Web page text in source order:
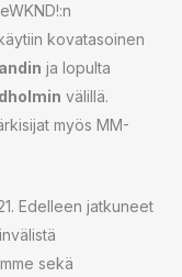
kovatasoinen
ja lopulta
välillä.
myös MM-
Edelleen jatkuneet
sekä